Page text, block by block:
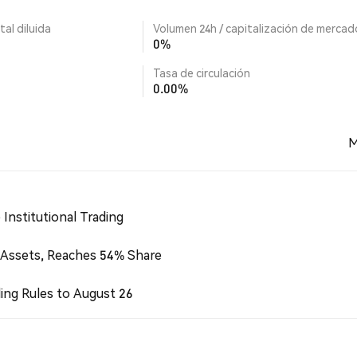
diluida Volumen 24h / capitalización de
0%
Tasa de circulación
0.00%
Institutional Trading
Reaches 54% Share
Rules to August 26